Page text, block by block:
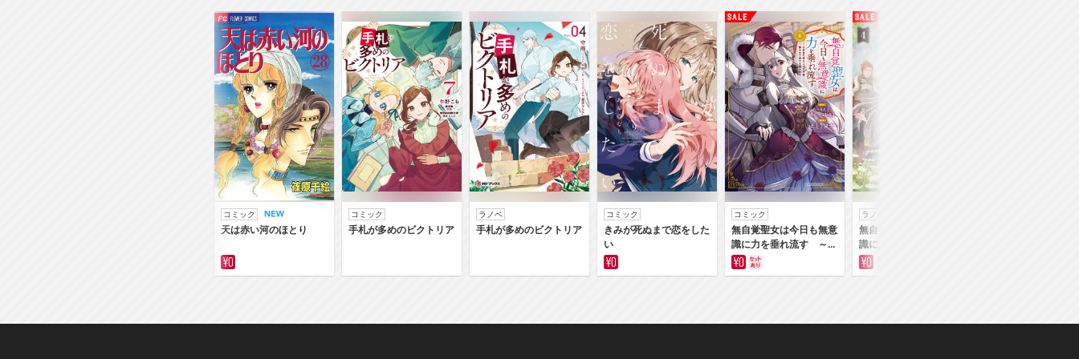
コミック
天は赤い河のほとり
コミック
手札が多めのビクトリア
ラノベ
手札が多めのビクトリア
コミック
きみが死ぬまで恋をした
い
コミック
無自覚聖女は今日も無意
識に力を垂れ流す ～公
爵家の落ちこぼれ令嬢、
嫁ぎ先で幸せを掴み取る
ラノベ
無自覚聖女は今日も無意
識に力を垂れ流す 今代
の聖女は姉ではなく、妹
の私だったみたいです